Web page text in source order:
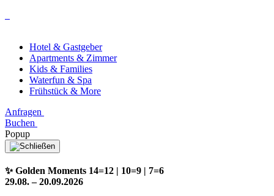
Hotel & Gastgeber
Apartments & Zimmer
Kids & Families
Waterfun & Spa
Frühstück & More
Anfragen
Buchen
Popup
✨ Golden Moments 14=12 | 10=9 | 7=6
29.08. – 20.09.2026